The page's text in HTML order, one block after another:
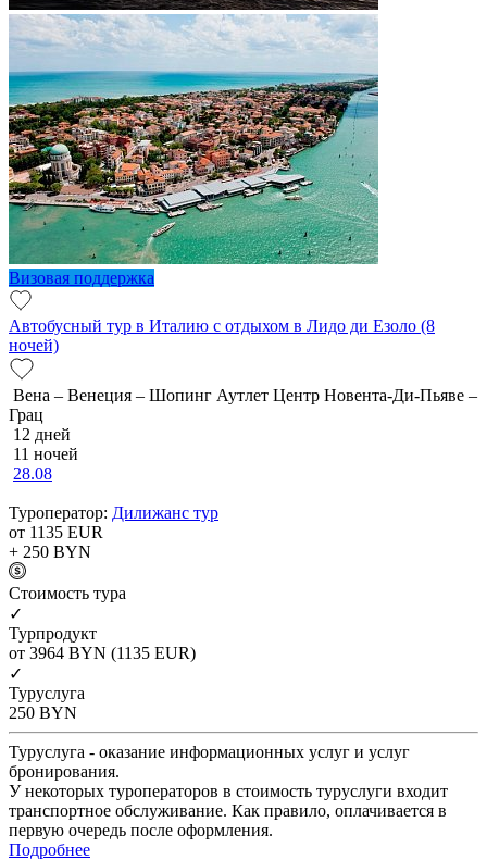
Визовая поддержка
Автобусный тур в Италию с отдыхом в Лидо ди Езоло (8
ночей)
Вена – Венеция – Шопинг Аутлет Центр Новента-Ди-Пьяве –
Грац
12 дней
11 ночей
28.08
Туроператор: Дилижанс тур
от 1135 EUR
+ 250 BYN
Cтоимость тура
✓
Турпродукт
от 3964 BYN (1135 EUR)
✓
Туруслуга
250 BYN
Туруслуга - оказание информационных услуг и услуг
бронирования.
У некоторых туроператоров в стоимость туруслуги входит
транспортное обслуживание. Как правило, оплачивается в
первую очередь после оформления.
Подробнее